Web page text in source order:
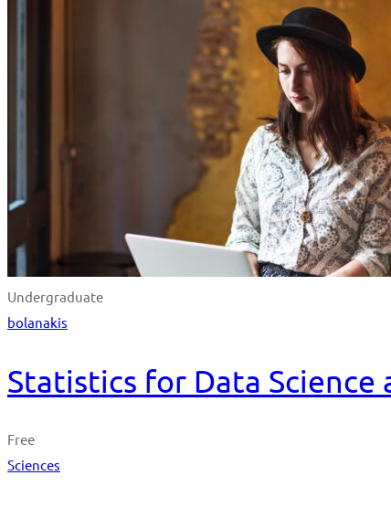
Undergraduate
bolanakis
Statistics for Data Science
Free
Sciences